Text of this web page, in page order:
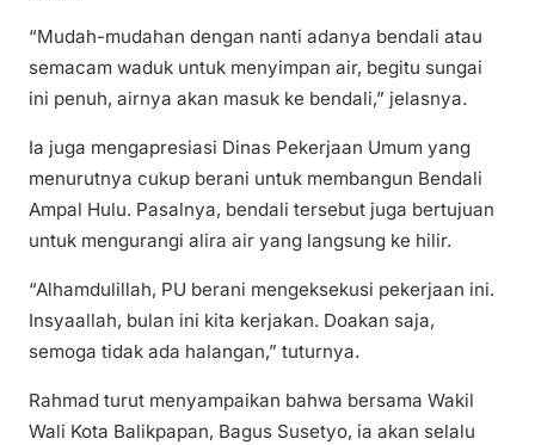
“Mudah-mudahan dengan nanti adanya bendali atau
semacam waduk untuk menyimpan air, begitu sungai
ini penuh, airnya akan masuk ke bendali,” jelasnya.
Ia juga mengapresiasi Dinas Pekerjaan Umum yang
menurutnya cukup berani untuk membangun Bendali
Ampal Hulu. Pasalnya, bendali tersebut juga bertujuan
untuk mengurangi alira air yang langsung ke hilir.
“Alhamdulillah, PU berani mengeksekusi pekerjaan ini.
Insyaallah, bulan ini kita kerjakan. Doakan saja,
semoga tidak ada halangan,” tuturnya.
Rahmad turut menyampaikan bahwa bersama Wakil
Wali Kota Balikpapan, Bagus Susetyo, ia akan selalu